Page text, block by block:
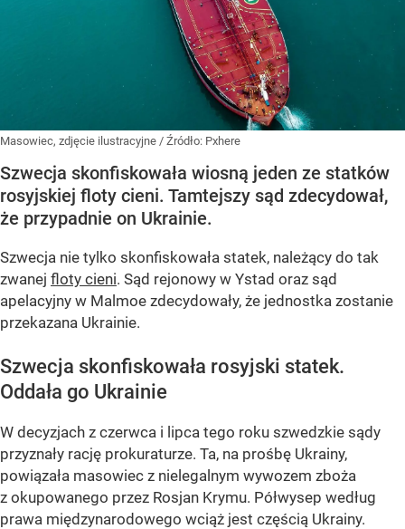
Masowiec, zdjęcie ilustracyjne / Źródło: Pxhere
Szwecja skonfiskowała wiosną jeden ze statków
rosyjskiej floty cieni. Tamtejszy sąd zdecydował,
że przypadnie on Ukrainie.
Szwecja nie tylko skonfiskowała statek, należący do tak
zwanej floty cieni. Sąd rejonowy w Ystad oraz sąd
apelacyjny w Malmoe zdecydowały, że jednostka zostanie
przekazana Ukrainie.
Szwecja skonfiskowała rosyjski statek.
Oddała go Ukrainie
W decyzjach z czerwca i lipca tego roku szwedzkie sądy
przyznały rację prokuraturze. Ta, na prośbę Ukrainy,
powiązała masowiec z nielegalnym wywozem zboża
z okupowanego przez Rosjan Krymu. Półwysep według
prawa międzynarodowego wciąż jest częścią Ukrainy.